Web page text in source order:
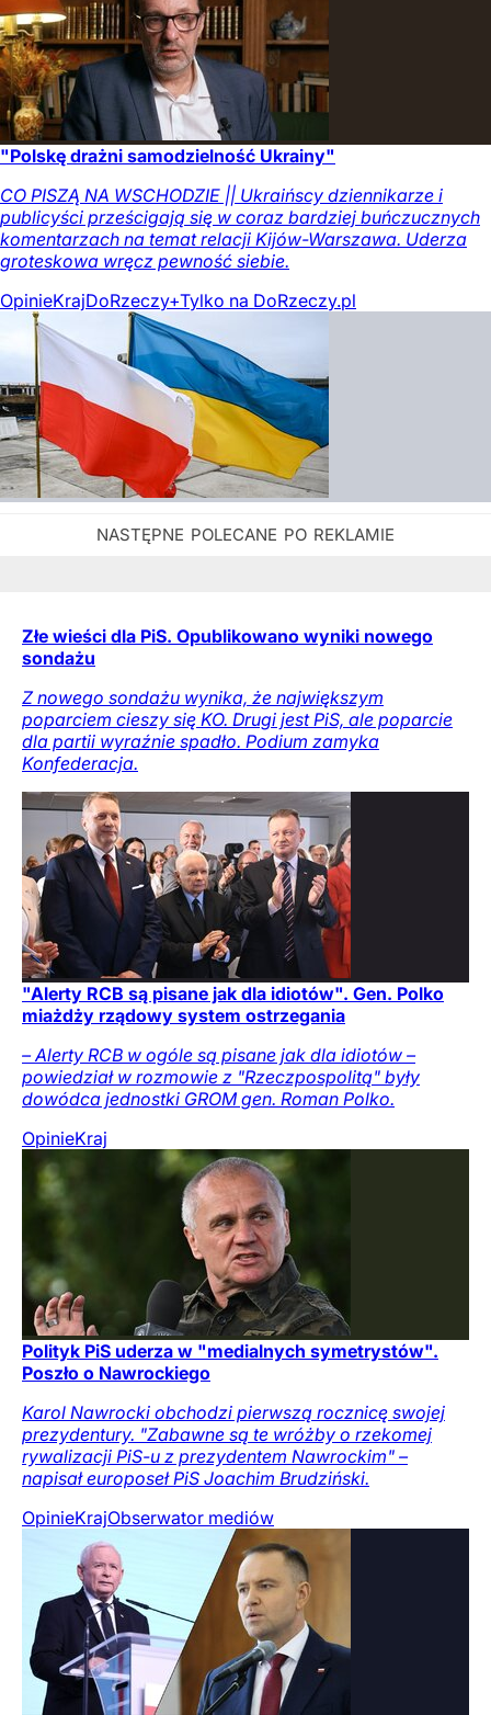
"Polskę drażni samodzielność Ukrainy"
CO PISZĄ NA WSCHODZIE || Ukraińscy dziennikarze i
publicyści prześcigają się w coraz bardziej buńczucznych
komentarzach na temat relacji Kijów-Warszawa. Uderza
groteskowa wręcz pewność siebie.
OpinieKrajDoRzeczy+Tylko na DoRzeczy.pl
Złe wieści dla PiS. Opublikowano wyniki nowego
sondażu
Z nowego sondażu wynika, że największym
poparciem cieszy się KO. Drugi jest PiS, ale poparcie
dla partii wyraźnie spadło. Podium zamyka
Konfederacja.
"Alerty RCB są pisane jak dla idiotów". Gen. Polko
miażdży rządowy system ostrzegania
– Alerty RCB w ogóle są pisane jak dla idiotów –
powiedział w rozmowie z "Rzeczpospolitą" były
dowódca jednostki GROM gen. Roman Polko.
OpinieKraj
Polityk PiS uderza w "medialnych symetrystów".
Poszło o Nawrockiego
Karol Nawrocki obchodzi pierwszą rocznicę swojej
prezydentury. "Zabawne są te wróżby o rzekomej
rywalizacji PiS-u z prezydentem Nawrockim" –
napisał europoseł PiS Joachim Brudziński.
OpinieKrajObserwator mediów